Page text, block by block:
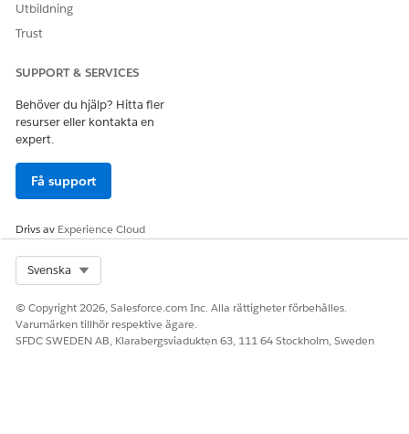
Utbildning
Trust
SUPPORT & SERVICES
Behöver du hjälp? Hitta fler
resurser eller kontakta en
expert.
Få support
Drivs av Experience Cloud
Svenska
© Copyright 2026, Salesforce.com Inc. Alla rättigheter förbehålles.
Varumärken tillhör respektive ägare.
SFDC SWEDEN AB, Klarabergsviadukten 63, 111 64 Stockholm, Sweden